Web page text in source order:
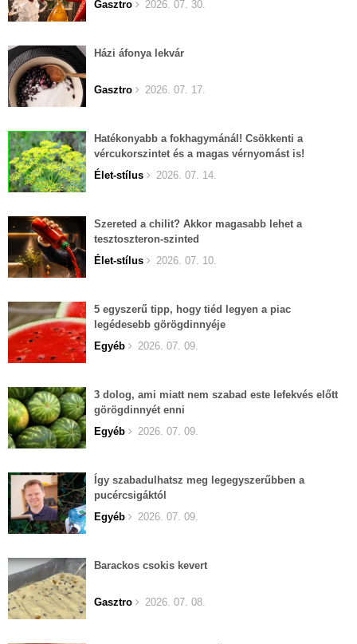
Gasztro 2026. 07. 30.
Házi áfonya lekvár
Gasztro 2026. 07. 17.
Hatékonyabb a fokhagymánál! Csökkenti a
vércukorszintet és a magas vérnyomást is!
Élet-stílus
2026. 07. 14.
Szereted a chilit? Akkor magasabb lehet a
tesztoszteron-szinted
Élet-stílus
2026. 07. 10.
5 egyszerű tipp, hogy tiéd legyen a piac
legédesebb görögdinnyéje
Egyéb
2026. 07. 09.
3 dolog, ami miatt nem szabad este lefekvés előtt
görögdinnyét enni
Egyéb
2026. 07. 09.
Így szabadulhatsz meg legegyszerűbben a
pucércsigáktól
Egyéb
2026. 07. 09.
Barackos csokis kevert
Gasztro 2026. 07. 08.